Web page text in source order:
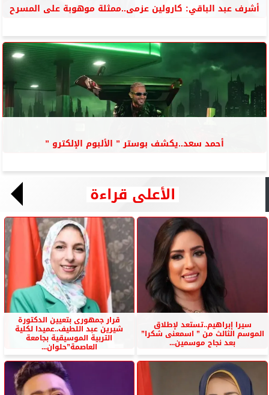
أشرف عبد الباقي: كارولين عزمى..ممثلة موهوبة على المسرح
أحمد سعد..يكشف بوستر ” الألبوم الإلكترو ”
الأعلى قراءة
سيرا إبراهيم..تستعد لإطلاق
الموسم الثالث من ” اسمعنى شكرا”
بعد نجاح موسمين...
قرار جمهورى بتعيين الدكتورة
شيرين عبد اللطيف..عميدا لكلية
التربية الموسيقية بجامعة
العاصمة”حلوان...